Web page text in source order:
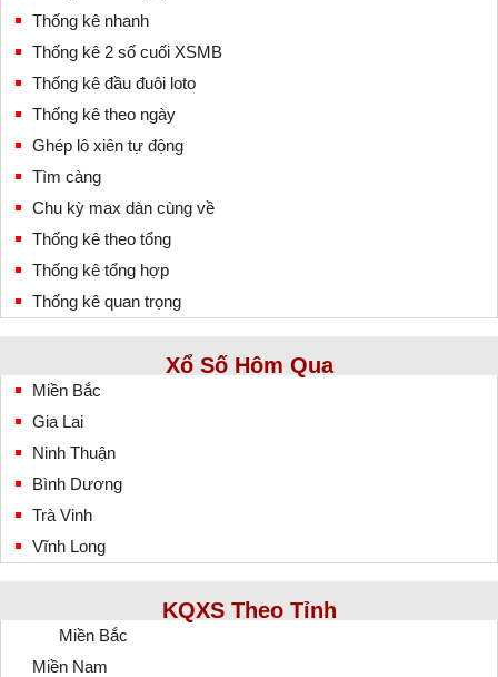
Thống kê nhanh
Thống kê 2 số cuối XSMB
Thống kê đầu đuôi loto
Thống kê theo ngày
Ghép lô xiên tự động
Tìm càng
Chu kỳ max dàn cùng về
Thống kê theo tổng
Thống kê tổng hợp
Thống kê quan trọng
Xổ Số Hôm Qua
Miền Bắc
Gia Lai
Ninh Thuận
Bình Dương
Trà Vinh
Vĩnh Long
KQXS Theo Tỉnh
Miền Bắc
Miền Nam